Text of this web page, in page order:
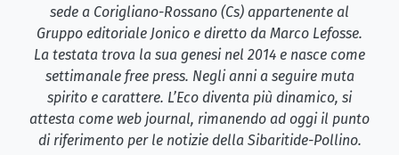
sede a Corigliano-Rossano (Cs) appartenente al
Gruppo editoriale Jonico e diretto da Marco Lefosse.
La testata trova la sua genesi nel 2014 e nasce come
settimanale free press. Negli anni a seguire muta
spirito e carattere. L’Eco diventa più dinamico, si
attesta come web journal, rimanendo ad oggi il punto
di riferimento per le notizie della Sibaritide-Pollino.